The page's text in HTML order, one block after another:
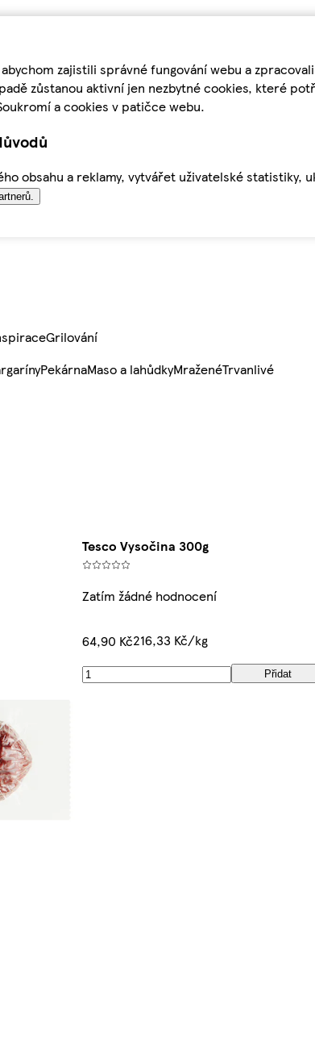
zajistili správné fungování webu a
zůstanou aktivní jen nezbytné cookies, které
a cookies v patičce webu.
obsahu a reklamy, vytvářet uživatelské statistiky,
Grilování
PekárnaMaso a lahůdkyMraženéTrvanlivé
Tesco Vysočina 300g
Zatím žádné hodnocení
64,90 Kč216,33 Kč/kg
Přidat